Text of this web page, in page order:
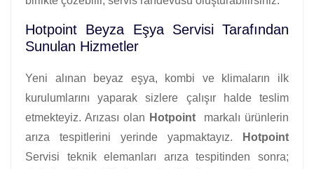
Hotpoint Beyza Eşya Servisi Tarafından
Sunulan Hizmetler
Yeni alınan beyaz eşya, kombi ve klimaların ilk
kurulumlarını yaparak sizlere çalışır halde teslim
etmekteyiz. Arızası olan Hotpoint markalı ürünlerin
arıza tespitlerini yerinde yapmaktayız.
Hotpoint
Servisi teknik elemanları arıza tespitinden sonra;